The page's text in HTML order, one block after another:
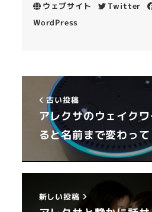
ウェブサイト Twitter
WordPress
古い投稿
アレクサのウェイク
ると名前まで変わっ
新しい投稿